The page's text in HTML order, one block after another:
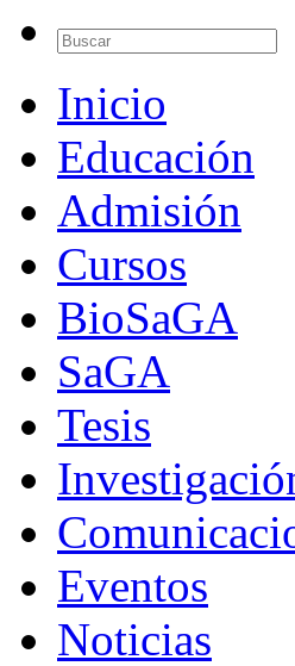
Inicio
Educación
Admisión
Cursos
BioSaGA
SaGA
Tesis
Eventos
Noticias